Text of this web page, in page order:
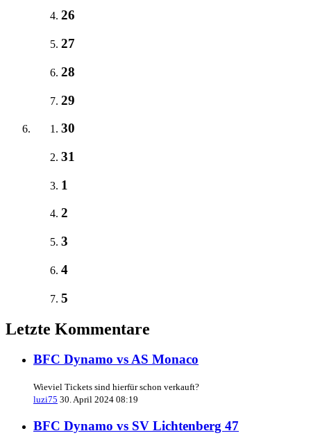
26
27
28
29
30
31
1
2
3
4
5
Letzte Kommentare
BFC Dynamo vs AS Monaco
Wieviel Tickets sind hierfür schon verkauft?
luzi75 30. April 2024 08:19
BFC Dynamo vs SV Lichtenberg 47